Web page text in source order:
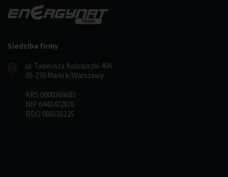
Siedziba firmy
ul. Tadeusza Kościuszki 40A
05-270 Marki k/Warszawy
KRS 0000369683
NIP 6443472876
BDO 000135125